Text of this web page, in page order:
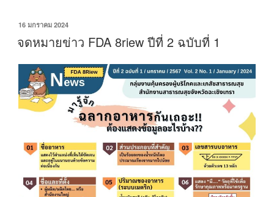
เขียน
ที่
16 มกราคม 2024
จดหมายข่าว FDA 8riew ปีที่ 2 ฉบับที่ 1